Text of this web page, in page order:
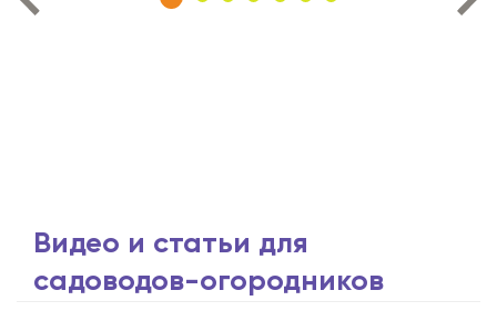
Видео и статьи для
садоводов-огородников